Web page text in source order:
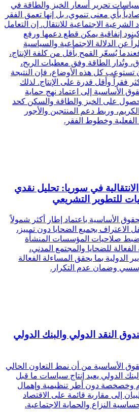
تحرير أسعار الخبز والطاقة في
بأي معنى تنموي، بل إنها تعمق الفقر
الاجتماعية للانتقال. إن التعامل
إنفاقية يمكن قطع دعمها ورفع
عن الدلالة الاجتماعية والسياسية
يُسعّر القمح بأقل من كلفة الإنتاج،
وتُدار الطاقة وفق معطيات الربح،
تستوعب كل هذه الأوضاع، فإن النتيجة
فقراً وأقل قدرة على الإنتاج. لذلك
الأساسية إلى اعتماد نهج حماية
على الخبز والطاقة والسكن كحد
وربط دعم المنتجين والأجور
الفعلية وخطوط الفقر.
في سوريا: تحليل نقدي
للتطوير التشريعي
الأساسية باعتماد إطار أكثر شمولاً
الاعتراف بجميع الضحايا دون تمييز،
صلاحيات المؤسسات المنشأة
للضحايا والمجتمع المدني،
الدولية بما يحقق المساءلة الفعالة
وضمان عدم التكرار.
النقد الدولي والبنك الدولي
الأساسية من أن نمط التعاون الحالي
الدولي يعيد إنتاج سياسات ما قبل
وخصخصة دون أطر تنظيمية وإهمال
إلى مقاربة قائمة على الاقتصاد
النزاع والحماية الاجتماعية.